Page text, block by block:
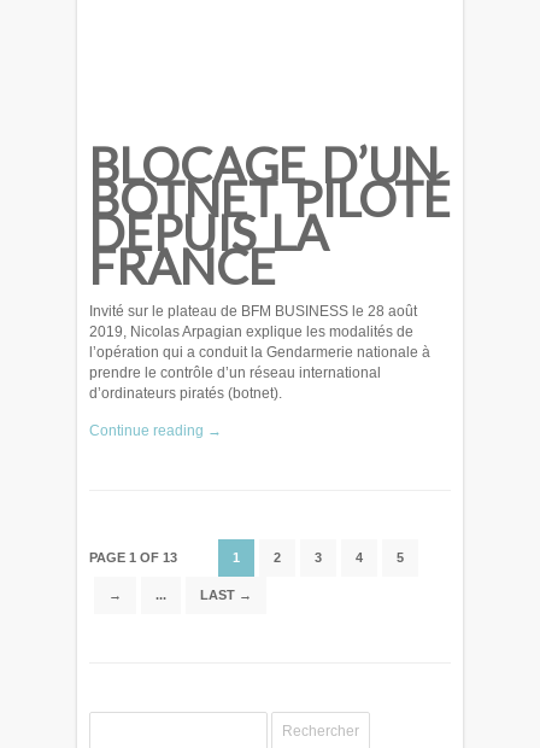
BLOCAGE D’UN
BOTNET PILOTÉ
DEPUIS LA
FRANCE
Invité sur le plateau de BFM BUSINESS le 28 août
2019, Nicolas Arpagian explique les modalités de
l’opération qui a conduit la Gendarmerie nationale à
prendre le contrôle d’un réseau international
d’ordinateurs piratés (botnet).
Continue reading →
PAGE 1 OF 13 1 2 3 4 5
→ ... LAST →